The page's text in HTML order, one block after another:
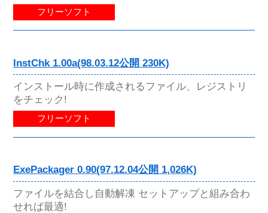
フリーソフト
InstChk 1.00a(98.03.12公開 230K)
インストール時に作成されるファイル、レジストリ
をチェック!
フリーソフト
ExePackager 0.90(97.12.04公開 1,026K)
ファイルを結合し自動解凍 セットアップと組み合わ
せれば最適!